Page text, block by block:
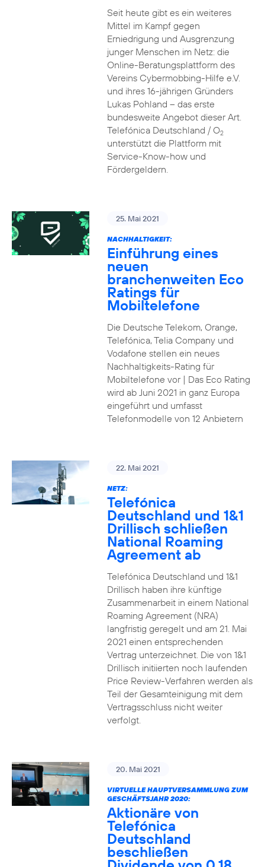
Seit heute gibt es ein weiteres
Mittel im Kampf gegen
Erniedrigung und Ausgrenzung
junger Menschen im Netz: die
Online-Beratungsplattform des
Vereins Cybermobbing-Hilfe e.V.
und ihres 16-jährigen Gründers
Lukas Pohland – das erste
bundesweite Angebot dieser Art.
Telefónica Deutschland / O2
unterstützt die Plattform mit
Service-Know-how und
Fördergeldern.
25. Mai 2021
NACHHALTIGKEIT:
Einführung eines
neuen
branchenweiten Eco
Ratings für
Mobiltelefone
Die Deutsche Telekom, Orange,
Telefónica, Telia Company und
Vodafone stellen ein neues
Nachhaltigkeits-Rating für
Mobiltelefone vor | Das Eco Rating
wird ab Juni 2021 in ganz Europa
eingeführt und umfasst
Telefonmodelle von 12 Anbietern
22. Mai 2021
NETZ:
Telefónica
Deutschland und 1&1
Drillisch schließen
National Roaming
Agreement ab
Telefónica Deutschland und 1&1
Drillisch haben ihre künftige
Zusammenarbeit in einem National
Roaming Agreement (NRA)
langfristig geregelt und am 21. Mai
2021 einen entsprechenden
Vertrag unterzeichnet. Die von 1&1
Drillisch initiierten noch laufenden
Price Review-Verfahren werden als
Teil der Gesamteinigung mit dem
Vertragsschluss nicht weiter
verfolgt.
20. Mai 2021
VIRTUELLE HAUPTVERSAMMLUNG ZUM
GESCHÄFTSJAHR 2020:
Aktionäre von
Telefónica
Deutschland
beschließen